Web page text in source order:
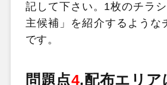
記して下さい。1枚のチラ
主候補」を紹介するような
です。
問題点4.配布エリア